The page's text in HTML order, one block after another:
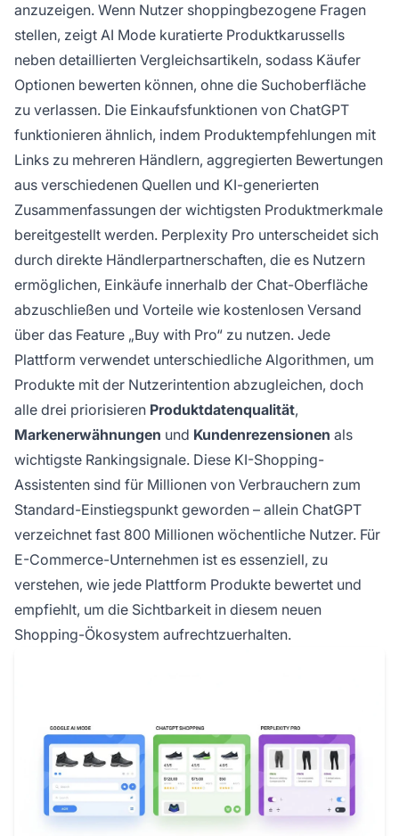
anzuzeigen. Wenn Nutzer shoppingbezogene Fragen
stellen, zeigt AI Mode kuratierte Produktkarussells
neben detaillierten Vergleichsartikeln, sodass Käufer
Optionen bewerten können, ohne die Suchoberfläche
zu verlassen. Die Einkaufsfunktionen von ChatGPT
funktionieren ähnlich, indem Produktempfehlungen mit
Links zu mehreren Händlern, aggregierten Bewertungen
aus verschiedenen Quellen und KI-generierten
Zusammenfassungen der wichtigsten Produktmerkmale
bereitgestellt werden. Perplexity Pro unterscheidet sich
durch direkte Händlerpartnerschaften, die es Nutzern
ermöglichen, Einkäufe innerhalb der Chat-Oberfläche
abzuschließen und Vorteile wie kostenlosen Versand
über das Feature „Buy with Pro“ zu nutzen. Jede
Plattform verwendet unterschiedliche Algorithmen, um
Produkte mit der Nutzerintention abzugleichen, doch
alle drei priorisieren Produktdatenqualität,
Markenerwähnungen und Kundenrezensionen als
wichtigste Rankingsignale. Diese KI-Shopping-
Assistenten sind für Millionen von Verbrauchern zum
Standard-Einstiegspunkt geworden – allein ChatGPT
verzeichnet fast 800 Millionen wöchentliche Nutzer. Für
E-Commerce-Unternehmen ist es essenziell, zu
verstehen, wie jede Plattform Produkte bewertet und
empfiehlt, um die Sichtbarkeit in diesem neuen
Shopping-Ökosystem aufrechtzuerhalten.